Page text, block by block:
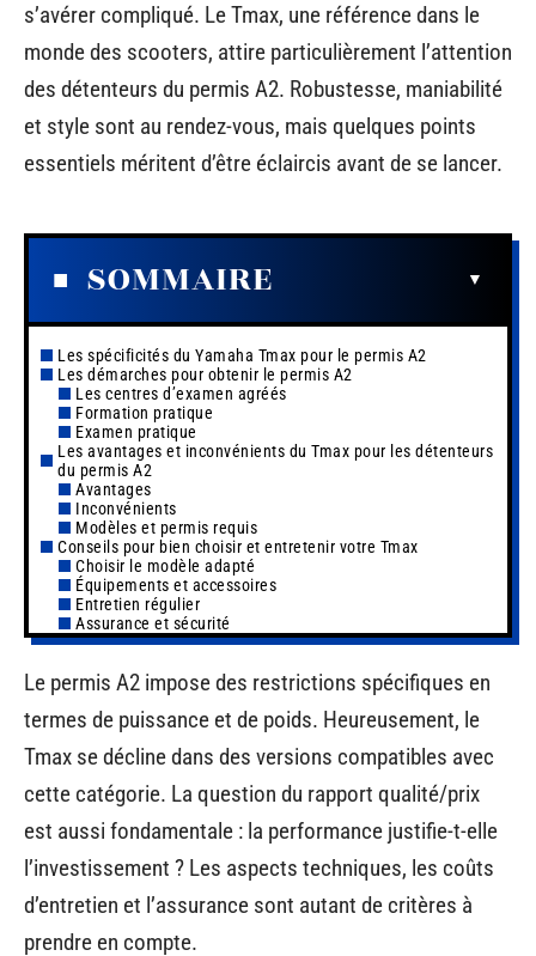
s’avérer compliqué. Le Tmax, une référence dans le
monde des scooters, attire particulièrement l’attention
des détenteurs du permis A2. Robustesse, maniabilité
et style sont au rendez-vous, mais quelques points
essentiels méritent d’être éclaircis avant de se lancer.
SOMMAIRE
Les spécificités du Yamaha Tmax pour le permis A2
Les démarches pour obtenir le permis A2
Les centres d’examen agréés
Formation pratique
Examen pratique
Les avantages et inconvénients du Tmax pour les détenteurs
du permis A2
Avantages
Inconvénients
Modèles et permis requis
Conseils pour bien choisir et entretenir votre Tmax
Choisir le modèle adapté
Équipements et accessoires
Entretien régulier
Assurance et sécurité
Le permis A2 impose des restrictions spécifiques en
termes de puissance et de poids. Heureusement, le
Tmax se décline dans des versions compatibles avec
cette catégorie. La question du rapport qualité/prix
est aussi fondamentale : la performance justifie-t-elle
l’investissement ? Les aspects techniques, les coûts
d’entretien et l’assurance sont autant de critères à
prendre en compte.